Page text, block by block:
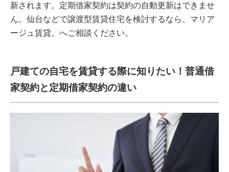
新されます。定期借家契約は契約の自動更新はできませ
ん。仙台などで譲渡型賃貸住宅を検討するなら、マリア
ージュ賃貸。へご相談ください。
戸建ての自宅を賃貸する際に知りたい！普通借
家契約と定期借家契約の違い